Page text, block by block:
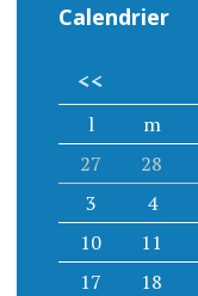
Calendrier
<<
l m
27
28
3
4
10
11
17
18